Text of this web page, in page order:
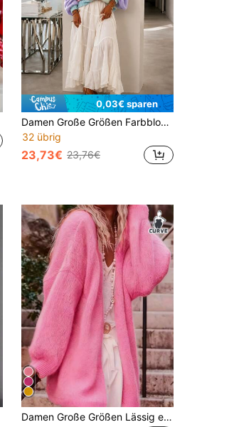
0,03€ sparen
Damen Große Größen Farbblock Strickjacke Pullover, Lässig Langarm Rippstrick Rundhals Herbst
32 übrig
23,73€ 23,76€
Damen Große Größen Lässig einfarbiger Strick-Cardigan, elegant & vielseitig, lockere Passform, Langarm, Herbst/Winter Rosa